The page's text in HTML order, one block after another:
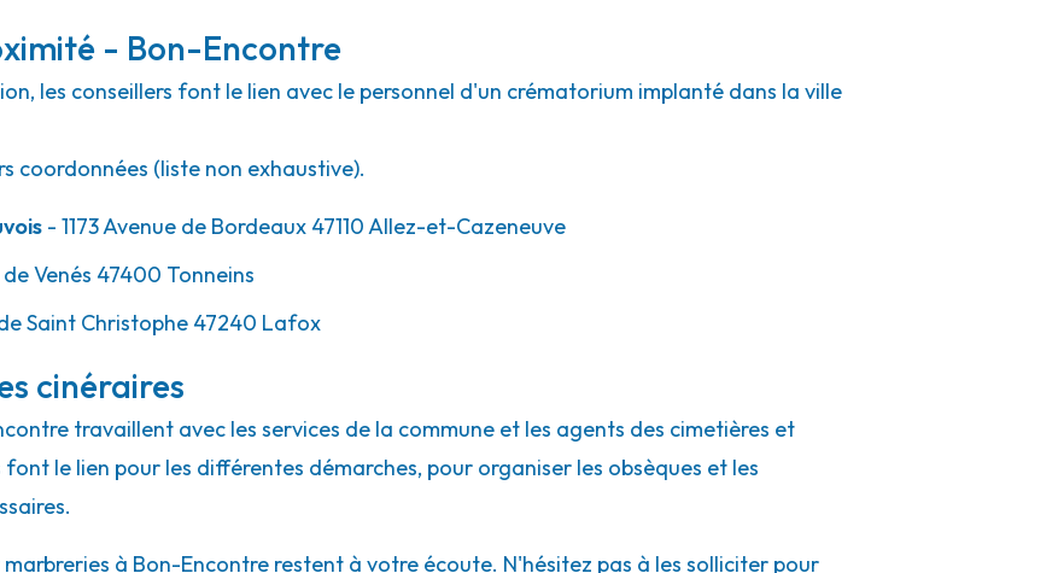
- Bon-Encontre
les conseillers font le lien avec le personnel d'un crématorium implanté dans la ville
coordonnées (liste non exhaustive).
- 1173 Avenue de Bordeaux 47110 Allez-et-Cazeneuve
de Venés 47400 Tonneins
Saint Christophe 47240 Lafox
cinéraires
travaillent avec les services de la commune et les agents des cimetières et
font le lien pour les différentes démarches, pour organiser les obsèques et les
à Bon-Encontre restent à votre écoute. N'hésitez pas à les solliciter pour